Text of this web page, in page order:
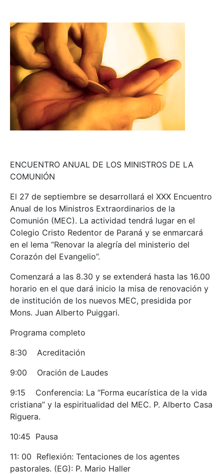
ENCUENTRO ANUAL DE LOS MINISTROS DE LA
COMUNIÓN
El 27 de septiembre se desarrollará el XXX Encuentro
Anual de los Ministros Extraordinarios de la
Comunión (MEC). La actividad tendrá lugar en el
Colegio Cristo Redentor de Paraná y se enmarcará
en el lema “Renovar la alegría del ministerio del
Corazón del Evangelio”.
Comenzará a las 8.30 y se extenderá hasta las 16.00
horario en el que dará inicio la misa de renovación y
de institución de los nuevos MEC, presidida por
Mons. Juan Alberto Puiggari.
Programa completo
8:30 Acreditación
9:00 Oración de Laudes
9:15 Conferencia: La “Forma eucarística de la vida
cristiana” y la espiritualidad del MEC. P. Alberto Casa
Riguera.
10:45 Pausa
11: 00 Reflexión: Tentaciones de los agentes
pastorales. (EG): P. Mario Haller